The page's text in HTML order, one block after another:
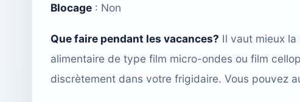
Blocage : Non
Que faire pendant les vacances? Il vaut mieux la
alimentaire de type film micro-ondes ou film
discrètement dans votre frigidaire. Vous pouvez